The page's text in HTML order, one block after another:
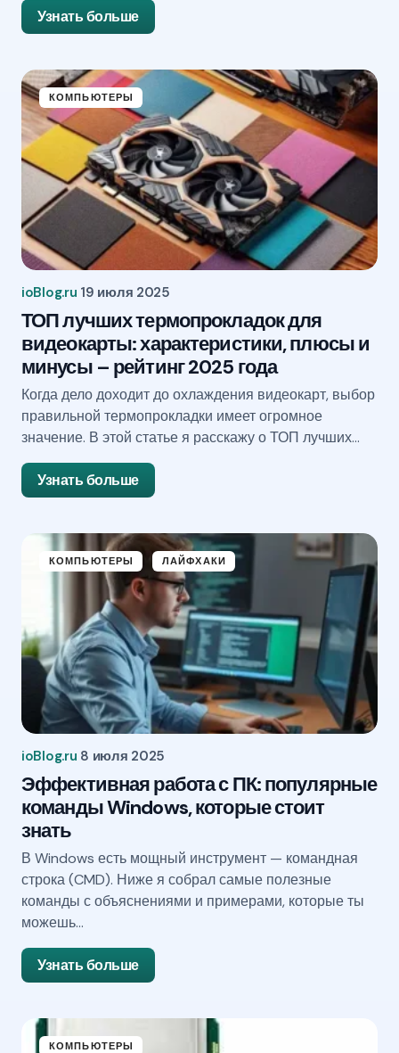
Узнать больше
КОМПЬЮТЕРЫ
ioBlog.ru 19 июля 2025
ТОП лучших термопрокладок для
видеокарты: характеристики, плюсы и
минусы – рейтинг 2025 года
Когда дело доходит до охлаждения видеокарт, выбор
правильной термопрокладки имеет огромное
значение. В этой статье я расскажу о ТОП лучших…
Узнать больше
КОМПЬЮТЕРЫ ЛАЙФХАКИ
ioBlog.ru 8 июля 2025
Эффективная работа с ПК: популярные
команды Windows, которые стоит
знать
В Windows есть мощный инструмент — командная
строка (CMD). Ниже я собрал самые полезные
команды с объяснениями и примерами, которые ты
можешь…
Узнать больше
КОМПЬЮТЕРЫ